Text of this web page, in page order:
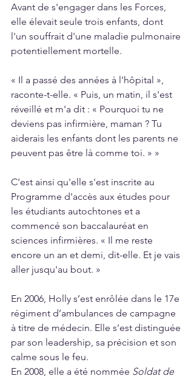
Avant de s'engager dans les Forces,
elle élevait seule trois enfants, dont
l'un souffrait d'une maladie pulmonaire
potentiellement mortelle.
« Il a passé des années à l'hôpital »,
raconte-t-elle. « Puis, un matin, il s'est
réveillé et m'a dit : « Pourquoi tu ne
deviens pas infirmière, maman ? Tu
aiderais les enfants dont les parents ne
peuvent pas être là comme toi. » »
C'est ainsi qu'elle s'est inscrite au
Programme d'accès aux études pour
les étudiants autochtones et a
commencé son baccalauréat en
sciences infirmières. « Il me reste
encore un an et demi, dit-elle. Et je vais
aller jusqu'au bout. »
En 2006, Holly s’est enrôlée dans le 17e
régiment d’ambulances de campagne
à titre de médecin. Elle s’est distinguée
par son leadership, sa précision et son
calme sous le feu.
En 2008, elle a été nommée Soldat de